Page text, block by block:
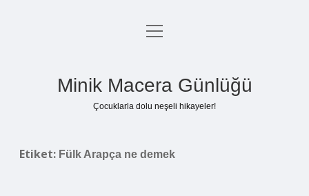
Anasayfa
menüyü
Minik Macera Günlüğü
Çocuklarla dolu neşeli hikayeler!
Etiket: Fülk Arapça ne demek